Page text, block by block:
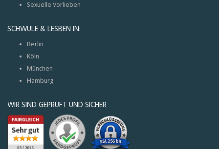
Sexuelle Vorlieben
SCHWULE & LESBEN IN:
Berlin
Köln
München
Hamburg
WIR SIND GEPRÜFT UND SICHER